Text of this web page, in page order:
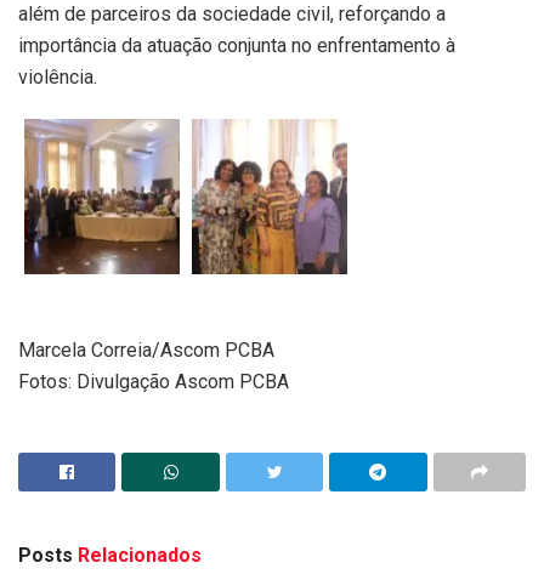
além de parceiros da sociedade civil, reforçando a
importância da atuação conjunta no enfrentamento à
violência.
Marcela Correia/Ascom PCBA
Fotos: Divulgação Ascom PCBA
Posts Relacionados